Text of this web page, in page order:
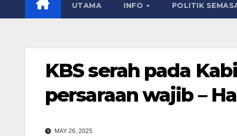
UTAMA INFO POLITIK
KBS serah pada
persaraan wajib –
MAY 26, 2025